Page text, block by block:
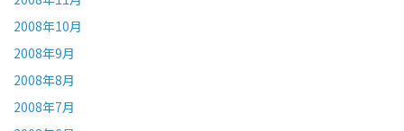
2008年10月
2008年9月
2008年8月
2008年7月